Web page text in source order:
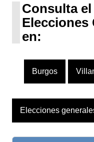
Consulta
Elecciones
en:
Burgos
Elecciones